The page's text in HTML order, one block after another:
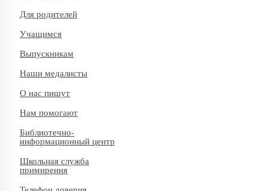
Для родителей
Учащимся
Выпускникам
Наши медалисты
О нас пишут
Нам помогают
Библиотечно-
информационный центр
Школьная служба
примирения